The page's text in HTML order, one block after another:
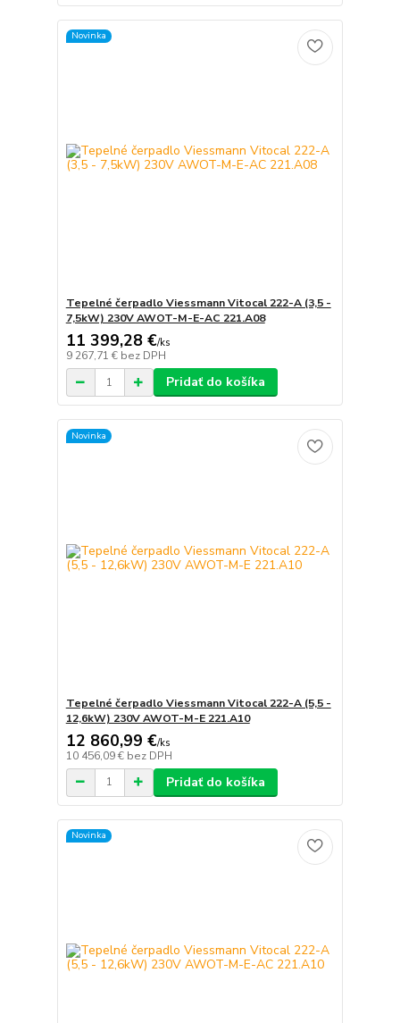
Novinka
Tepelné čerpadlo Viessmann Vitocal 222-A (3,5 -
7,5kW) 230V AWOT-M-E-AC 221.A08
11 399,28 €/ks
9 267,71 € bez DPH
Pridať do košíka
Novinka
Tepelné čerpadlo Viessmann Vitocal 222-A (5,5 -
12,6kW) 230V AWOT-M-E 221.A10
12 860,99 €/ks
10 456,09 € bez DPH
Pridať do košíka
Novinka